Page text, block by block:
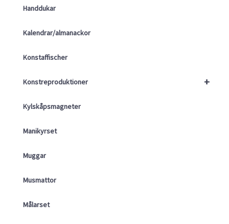
Handdukar
Kalendrar/almanackor
Konstaffischer
+
Konstreproduktioner
Kylskåpsmagneter
Manikyrset
Muggar
Musmattor
Målarset